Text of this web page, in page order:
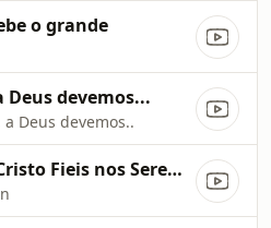
o grande
Deus devemos...
a Deus devemos..
Sempre a Cristo Fieis nos Seremos